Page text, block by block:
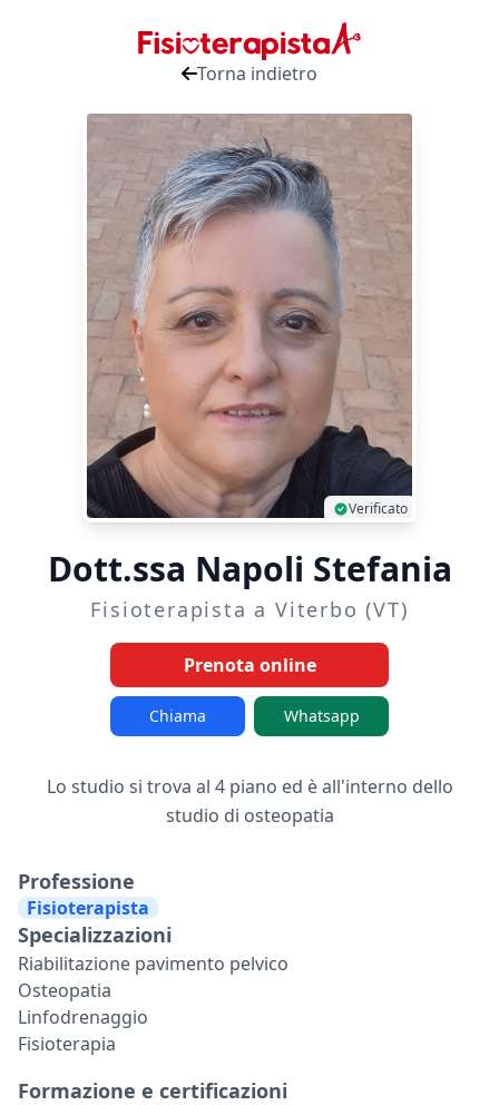
Torna indietro
Verificato
Dott.ssa Napoli Stefania
Fisioterapista a Viterbo (VT)
Prenota online
Chiama Whatsapp
Lo studio si trova al 4 piano ed è all'interno dello
studio di osteopatia
Professione
Fisioterapista
Specializzazioni
Riabilitazione pavimento pelvico
Osteopatia
Linfodrenaggio
Fisioterapia
Formazione e certificazioni